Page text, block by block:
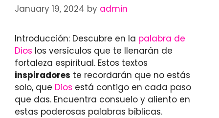
January 19, 2024 by admin
Introducción: Descubre en la palabra de
Dios los versículos que te llenarán de
fortaleza espiritual. Estos textos
inspiradores te recordarán que no estás
solo, que Dios está contigo en cada paso
que das. Encuentra consuelo y aliento en
estas poderosas palabras bíblicas.